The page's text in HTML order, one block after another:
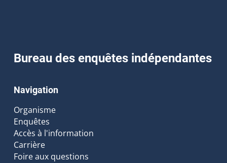
Bureau des enquêtes indépendantes
Navigation
Organisme
Enquêtes
Accès à l'information
Carrière
Foire aux questions